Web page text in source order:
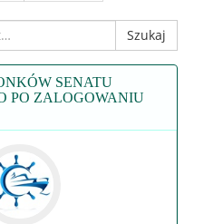
Szukaj
SENATU
PO ZALOGOWANIU